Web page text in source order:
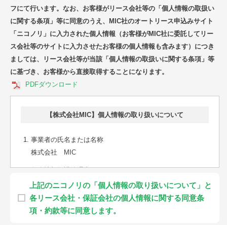
フにて行います。なお、お客様がリース会社等の「個人情報の取扱い
に関する条項」等に同意のうえ、MIC社のオートリース申込みサイト
「ニコノリ」に入力された個人情報（お客様がMIC社に委託してリー
ス会社等のサイトに入力させたお客様の個人情報も含みます）につき
ましては、リース会社等が当該「個人情報の取扱いに関する条項」等
に基づき、お客様から直接取得することになります。
PDFダウンロード
【株式会社MIC】個人情報の取り扱いについて
事業者の氏名または名称
株式会社 MIC
個人情報保護管理者
TB事業部長
個人情報の利用目的
当社は、以下の利用目的の達成の範囲に限り、お客様の個人
上記のニコノリの「個人情報の取り扱いについて」と
各リース会社・保証会社の個人情報に関する同意条
項・約款等に同意します。